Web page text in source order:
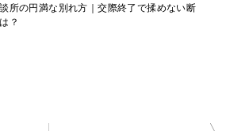
所の円満な別れ方｜交際終了で揉めない断
？